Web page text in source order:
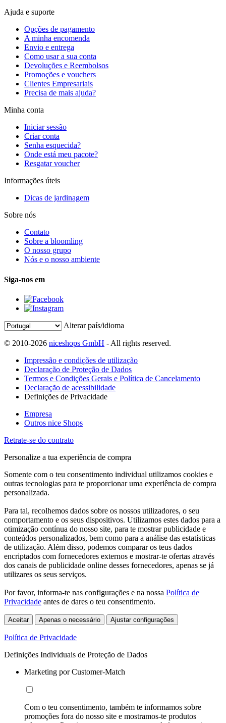
Ajuda e suporte
Opções de pagamento
A minha encomenda
Envio e entrega
Como usar a sua conta
Devoluções e Reembolsos
Promoções e vouchers
Clientes Empresariais
Precisa de mais ajuda?
Minha conta
Iniciar sessão
Criar conta
Senha esquecida?
Onde está meu pacote?
Resgatar voucher
Informações úteis
Dicas de jardinagem
Sobre nós
Contato
Sobre a bloomling
O nosso grupo
Nós e o nosso ambiente
Siga-nos em
Alterar país/idioma
© 2010-2026 niceshops GmbH - All rights reserved.
Impressão e condições de utilização
Declaração de Proteção de Dados
Termos e Condições Gerais e Política de Cancelamento
Declaração de acessibilidade
Definições de Privacidade
Empresa
Outros nice Shops
Retrate-se do contrato
Personalize a tua experiência de compra
Somente com o teu consentimento individual utilizamos cookies e
outras tecnologias para te proporcionar uma experiência de compra
personalizada.
Para tal, recolhemos dados sobre os nossos utilizadores, o seu
comportamento e os seus dispositivos. Utilizamos estes dados para a
otimização contínua do nosso site, para te mostrar publicidade e
conteúdos personalizados, bem como para a análise das estatísticas
de utilização. Além disso, podemos comparar os teus dados
encriptados com fornecedores externos e mostrar-te ofertas através
dos canais de publicidade online desses fornecedores, apenas se já
utilizares os seus serviços.
Por favor, informa-te nas configurações e na nossa Política de
Privacidade antes de dares o teu consentimento.
Aceitar Apenas o necessário Ajustar configurações
Política de Privacidade
Definições Individuais de Proteção de Dados
Marketing por Customer-Match
Com o teu consentimento, também te informamos sobre
promoções fora do nosso site e mostramos-te produtos